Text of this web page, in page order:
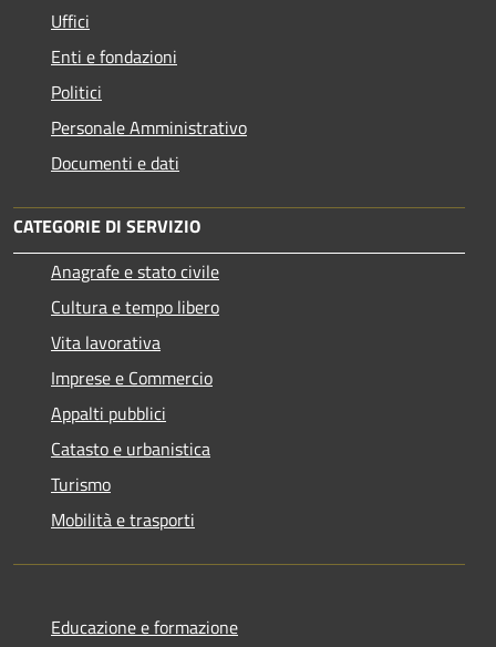
Uffici
Enti e fondazioni
Politici
Personale Amministrativo
Documenti e dati
CATEGORIE DI SERVIZIO
Anagrafe e stato civile
Cultura e tempo libero
Vita lavorativa
Imprese e Commercio
Appalti pubblici
Catasto e urbanistica
Turismo
Mobilità e trasporti
Educazione e formazione